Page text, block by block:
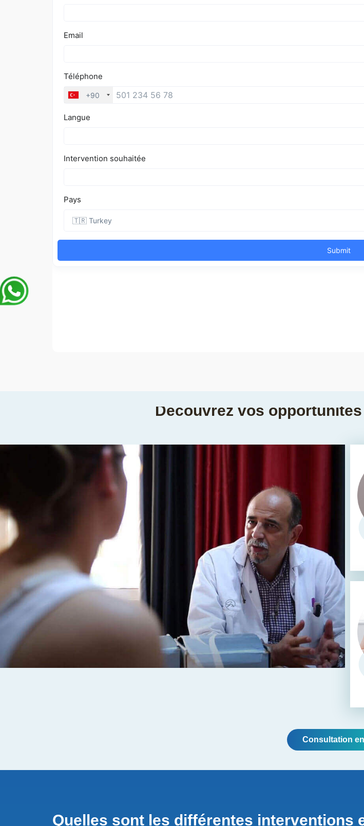
Découvrez vos
Consultation
Quelles sont les différentes interventions